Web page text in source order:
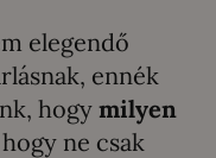
elegendő
ennék
hogy milyen
ne csak